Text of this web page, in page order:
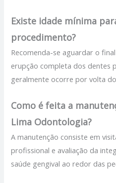
Existe idade mínima
procedimento?
Recomenda-se aguardar o
erupção completa dos dentes
geralmente ocorre por volta
Como é feita a
Lima Odontologia?
A manutenção consiste em
profissional e avaliação da
saúde gengival ao redor das